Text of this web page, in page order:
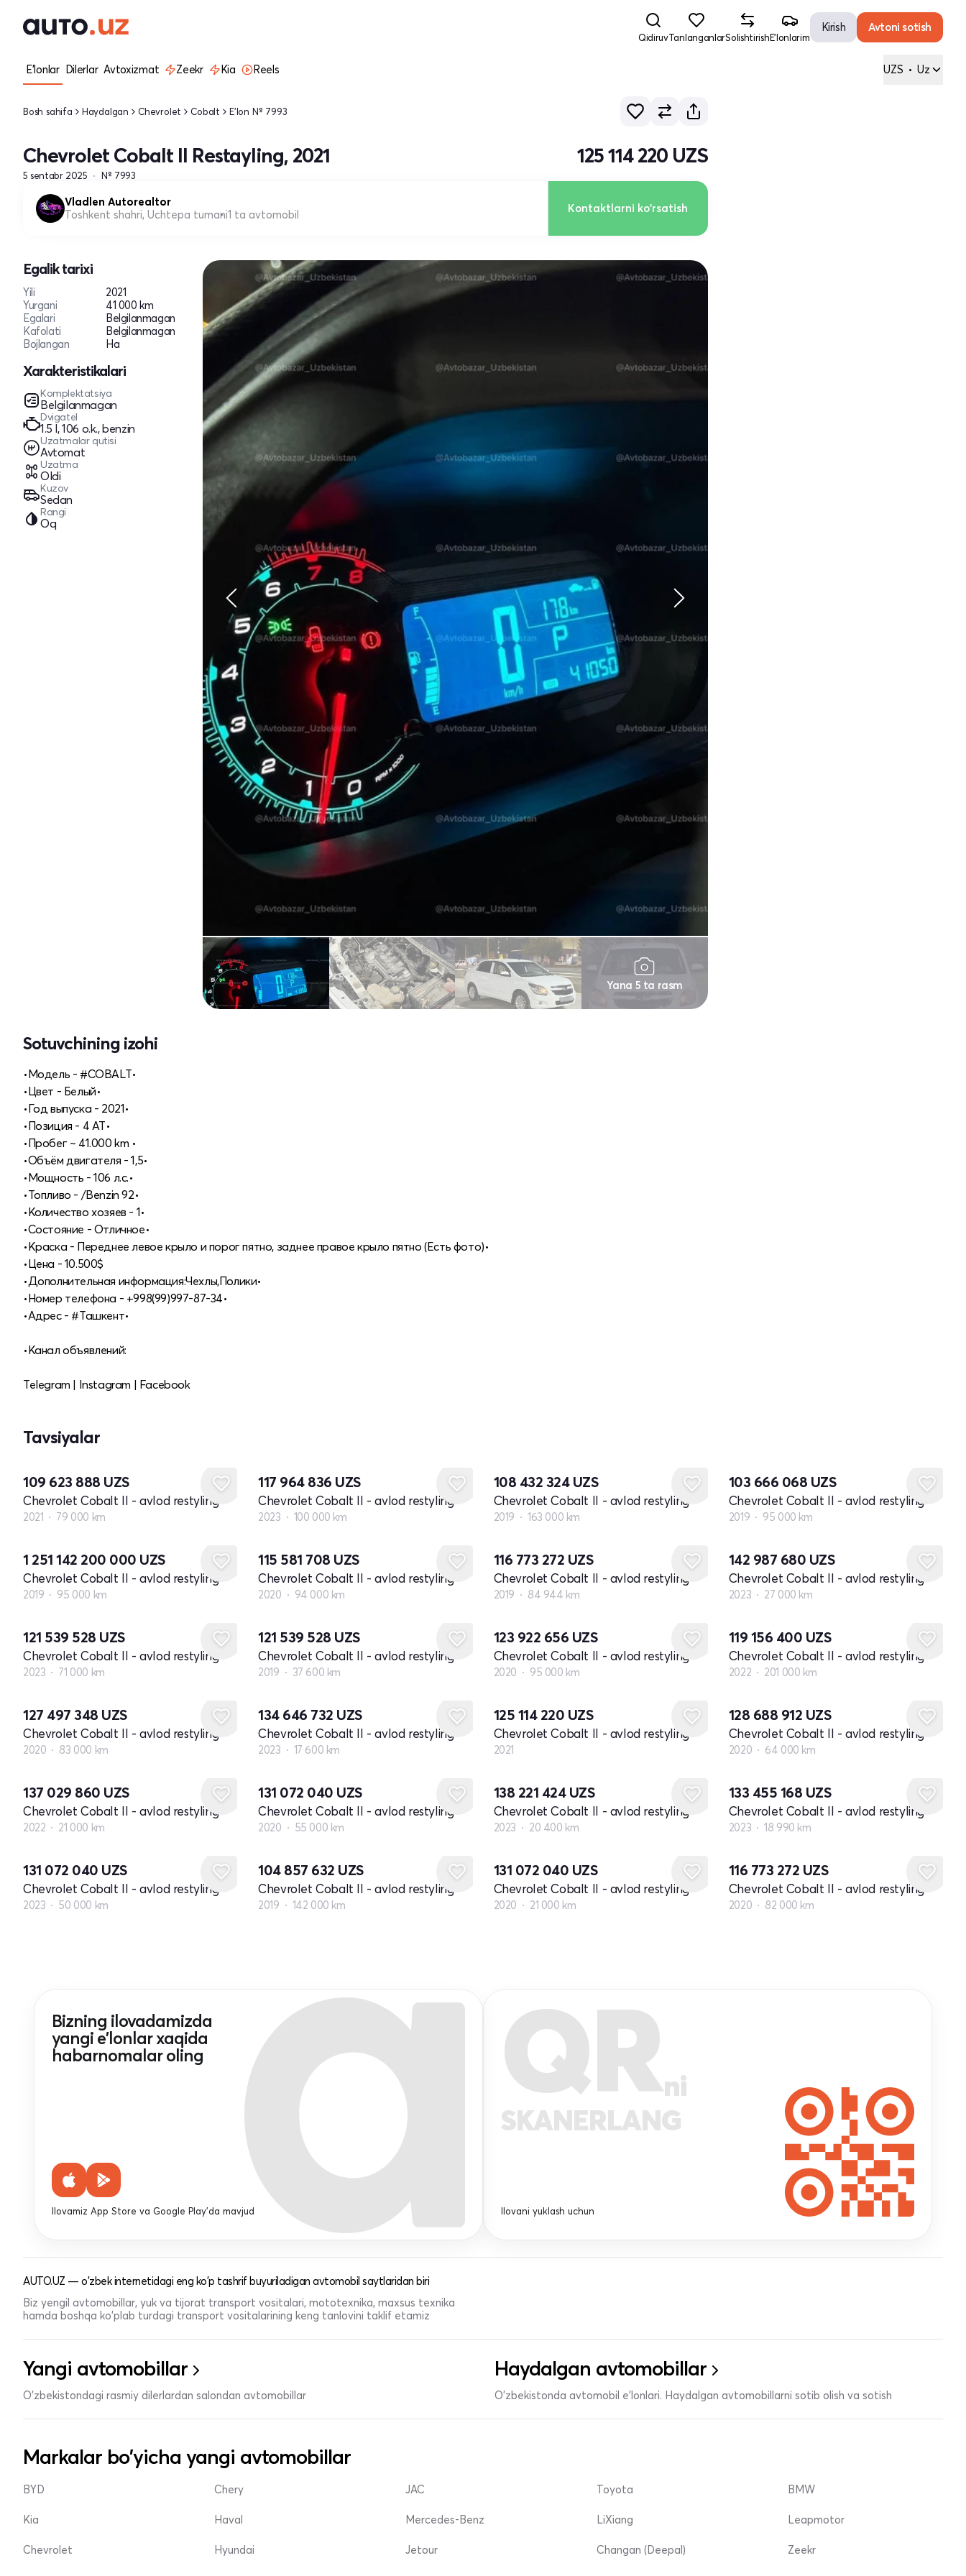
QidiruvTanlanganlarSolishtirishE'lonlarim
Kirish Avtoni sotish
E'lonlar Dilerlar Avtoxizmat Zeekr Kia Reels UZS • Uz
Bosh sahifa Haydalgan Chevrolet Cobalt E'lon № 7993
Chevrolet Cobalt II Restayling, 2021
5 sentabr 2025 № 7993
125 114 220 UZS
Vladlen Autorealtor
Toshkent shahri, Uchtepa tumani1 ta avtomobil Kontaktlarni ko'rsatish
Egalik tarixi
Yili
2021
Yurgani
41 000 km
Egalari
Belgilanmagan
Kafolati
Belgilanmagan
Bojlangan
Ha
Xarakteristikalari
Komplektatsiya
Belgilanmagan
Dvigatel
1.5 l, 106 o.k., benzin
Uzatmalar qutisi
Avtomat
Uzatma
Oldi
Kuzov
Sedan
Rangi
Oq
Yana 5 ta rasm
Sotuvchining izohi
•Модель - #COBALT•
•Цвет - Белый•
•Год выпуска - 2021•
•Позиция - 4 АТ•
•Пробег ~ 41.000 km •
•Объём двигателя - 1,5•
•Мощность - 106 л.с.•
•Топливо - /Benzin 92•
•Количество хозяев - 1•
•Состояние - Отличное•
•Краска - Переднее левое крыло и порог пятно, заднее правое крыло пятно (Есть фото)•
•Цена - 10.500$
•Дополнительная информация:Чехлы,Полики•
•Номер телефона - +998(99)997-87-34•
•Адрес - #Ташкент•
•Канал объявлений:
Telegram | Instagram | Facebook
Tavsiyalar
109 623 888 UZS
Chevrolet Cobalt II - avlod restyling
2021 79 000 km
117 964 836 UZS
Chevrolet Cobalt II - avlod restyling
2023 100 000 km
108 432 324 UZS
Chevrolet Cobalt II - avlod restyling
2019 163 000 km
103 666 068 UZS
Chevrolet Cobalt II - avlod restyling
2019 95 000 km
1 251 142 200 000 UZS
Chevrolet Cobalt II - avlod restyling
2019 95 000 km
115 581 708 UZS
Chevrolet Cobalt II - avlod restyling
2020 94 000 km
116 773 272 UZS
Chevrolet Cobalt II - avlod restyling
2019 84 944 km
142 987 680 UZS
Chevrolet Cobalt II - avlod restyling
2023 27 000 km
121 539 528 UZS
Chevrolet Cobalt II - avlod restyling
2023 71 000 km
121 539 528 UZS
Chevrolet Cobalt II - avlod restyling
2019 37 600 km
123 922 656 UZS
Chevrolet Cobalt II - avlod restyling
2020 95 000 km
119 156 400 UZS
Chevrolet Cobalt II - avlod restyling
2022 201 000 km
127 497 348 UZS
Chevrolet Cobalt II - avlod restyling
2020 83 000 km
134 646 732 UZS
Chevrolet Cobalt II - avlod restyling
2023 17 600 km
125 114 220 UZS
Chevrolet Cobalt II - avlod restyling
2021
128 688 912 UZS
Chevrolet Cobalt II - avlod restyling
2020 64 000 km
137 029 860 UZS
Chevrolet Cobalt II - avlod restyling
2022 21 000 km
131 072 040 UZS
Chevrolet Cobalt II - avlod restyling
2020 55 000 km
138 221 424 UZS
Chevrolet Cobalt II - avlod restyling
2023 20 400 km
133 455 168 UZS
Chevrolet Cobalt II - avlod restyling
2023 18 990 km
131 072 040 UZS
Chevrolet Cobalt II - avlod restyling
2023 50 000 km
104 857 632 UZS
Chevrolet Cobalt II - avlod restyling
2019 142 000 km
131 072 040 UZS
Chevrolet Cobalt II - avlod restyling
2020 21 000 km
116 773 272 UZS
Chevrolet Cobalt II - avlod restyling
2020 82 000 km
Bizning ilovadamizda
yangi e'lonlar xaqida
habarnomalar oling
Ilovamiz App Store va Google Play'da mavjud
QRni
SKANERLANG
Ilovani yuklash uchun
AUTO.UZ — o'zbek internetidagi eng ko'p tashrif buyuriladigan avtomobil saytlaridan biri
Biz yengil avtomobillar, yuk va tijorat transport vositalari, mototexnika, maxsus texnika
hamda boshqa ko'plab turdagi transport vositalarining keng tanlovini taklif etamiz
Yangi avtomobillar
O'zbekistondagi rasmiy dilerlardan salondan avtomobillar
Haydalgan avtomobillar
O'zbekistonda avtomobil e’lonlari. Haydalgan avtomobillarni sotib olish va sotish
Markalar bo'yicha yangi avtomobillar
BYD
Kia
Chevrolet
Chery
Haval
Hyundai
JAC
Mercedes-Benz
Jetour
Toyota
LiXiang
Changan (Deepal)
BMW
Leapmotor
Zeekr